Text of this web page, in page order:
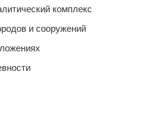
комплекс
и сооружений